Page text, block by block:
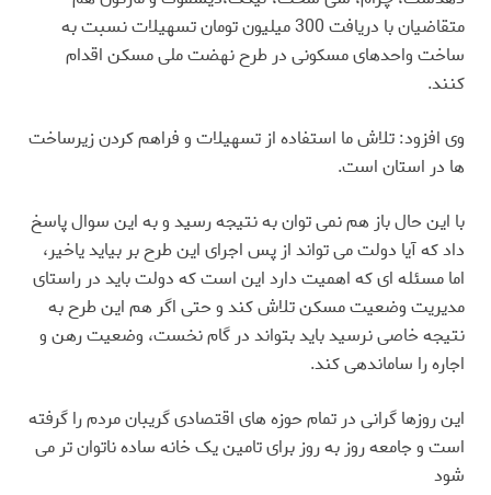
متقاضیان با دریافت 300 میلیون تومان تسهیلات نسبت به
ساخت واحدهای مسکونی در طرح نهضت ملی مسکن اقدام
کنند.
وی افزود: تلاش ما استفاده از تسهیلات و فراهم کردن زیرساخت
ها در استان است.
با این حال باز هم نمی توان به نتیجه رسید و به این سوال پاسخ
داد که آیا دولت می تواند از پس اجرای این طرح بر بیاید یاخیر،
اما مسئله ای که اهمیت دارد این است که دولت باید در راستای
مدیریت وضعیت مسکن تلاش کند و حتی اگر هم این طرح به
نتیجه خاصی نرسید باید بتواند در گام نخست، وضعیت رهن و
اجاره را ساماندهی کند.
این روزها گرانی در تمام حوزه های اقتصادی گریبان مردم را گرفته
است و جامعه روز به روز برای تامین یک خانه ساده ناتوان تر می
شود